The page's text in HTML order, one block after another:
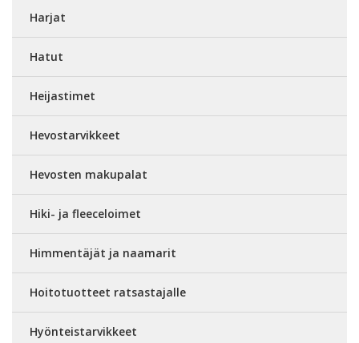
Harjat
Hatut
Heijastimet
Hevostarvikkeet
Hevosten makupalat
Hiki- ja fleeceloimet
Himmentäjät ja naamarit
Hoitotuotteet ratsastajalle
Hyönteistarvikkeet